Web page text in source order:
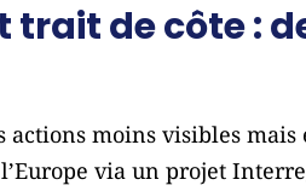
trait de côte :
moins visibles
via un projet